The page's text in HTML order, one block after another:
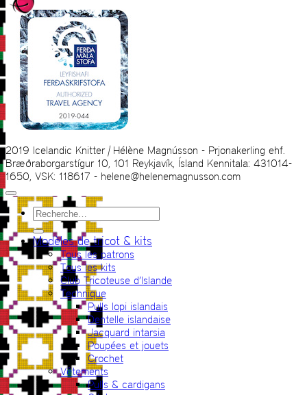
2019 Icelandic Knitter | Hélène Magnússon - Prjonakerling ehf.
Bræðraborgarstígur 10, 101 Reykjavík, Ísland Kennitala: 431014-
1650, VSK: 118617 - helene@helenemagnusson.com
Recherche
pour :
Modèles de tricot & kits
Tous les patrons
Tous les kits
Club Tricoteuse d’Islande
Technique
Pulls lopi islandais
Dentelle islandaise
Jacquard intarsia
Poupées et jouets
Crochet
Vêtements
Pulls & cardigans